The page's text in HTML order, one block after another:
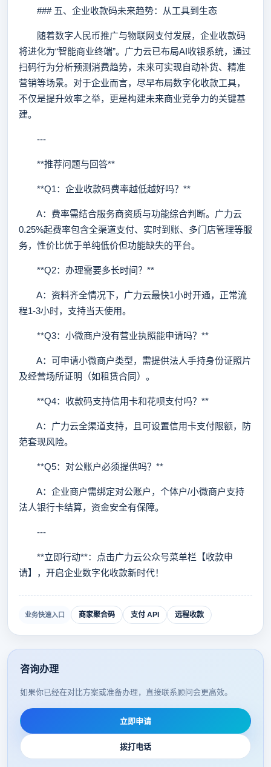
### 五、企业收款码未来趋势：从工具到生态
随着数字人民币推广与物联网支付发展，企业收款码
将进化为“智能商业终端”。广力云已布局AI收银系统，通过
扫码行为分析预测消费趋势，未来可实现自动补货、精准
营销等场景。对于企业而言，尽早布局数字化收款工具，
不仅是提升效率之举，更是构建未来商业竞争力的关键基
建。
---
**推荐问题与回答**
**Q1：企业收款码费率越低越好吗？**
A：费率需结合服务商资质与功能综合判断。广力云
0.25%起费率包含全渠道支付、实时到账、多门店管理等服
务，性价比优于单纯低价但功能缺失的平台。
**Q2：办理需要多长时间？**
A：资料齐全情况下，广力云最快1小时开通，正常流
程1-3小时，支持当天使用。
**Q3：小微商户没有营业执照能申请吗？**
A：可申请小微商户类型，需提供法人手持身份证照片
及经营场所证明（如租赁合同）。
**Q4：收款码支持信用卡和花呗支付吗？**
A：广力云全渠道支持，且可设置信用卡支付限额，防
范套现风险。
**Q5：对公账户必须提供吗？**
A：企业商户需绑定对公账户，个体户/小微商户支持
法人银行卡结算，资金安全有保障。
---
**立即行动**：点击广力云公众号菜单栏【收款申
请】，开启企业数字化收款新时代！
业务快速入口 商家聚合码 支付 API 远程收款
咨询办理
如果你已经在对比方案或准备办理，直接联系顾问会更高效。
立即申请
拨打电话